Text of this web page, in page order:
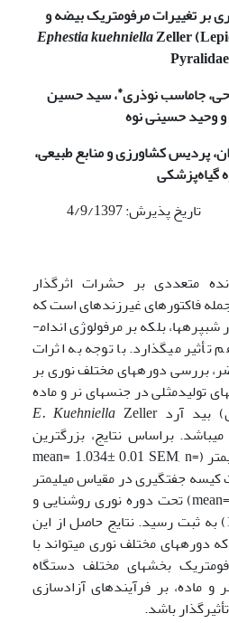
بر تغییرات مرفومتریک بیضه و
Ephestia kuehniellaZeller
جاماسب نوذری*، سید حسین
و وحید حسینی نوه
پردیس کشاورزی و منابع طبیعی،
گیاه‌پزشکی
متعددی بر حشرات اثرگذار
فاکتورهای غیرزنده­ای است که
نه‌تنها بر رشد و نمو و رفتار شب­پره­ها، بلکه بر مرفولوژی اندام­
تأثیر می­گذارد. با توجه به اثرات
بررسی دوره­های مختلف نوری بر
تولیدمثلی در جنس­های نر و ماده
بید آرد
E. Kuehniella Zeller
(Lepidoptera: Pyralidae) می­باشد. براساس نتایج، بزرگترین
طول بیضه در مقیاس میلی­متر (mean= 1.034± 0.01 SEM, n=
کیسه جفت­گیری در مقیاس میلی­متر
(mean= 1.44±0.01 SEM, n= 30) تحت دوره نوری روشنایی و
تاریکی متناوب (12L: 12D) به ثبت رسید. نتایج حاصل از این
دوره­های مختلف نوری می­تواند با
بخش­های مختلف دستگاه
ماده، بر فرآیندهای آزادسازی
باشد.